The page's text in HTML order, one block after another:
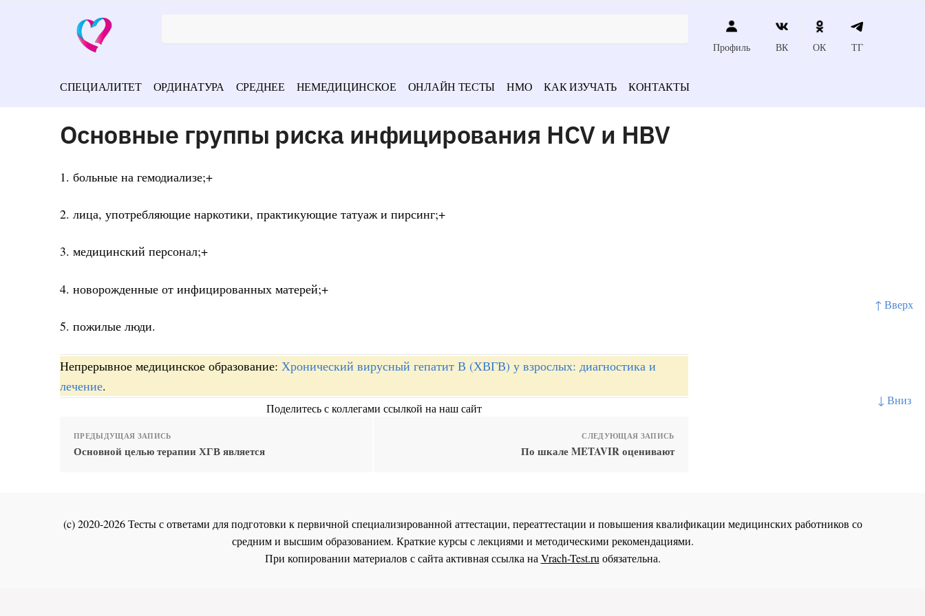
↑ Вверх
↓ Вниз
Профиль ВК ОК ТГ
СПЕЦИАЛИТЕТ ОРДИНАТУРА СРЕДНЕЕ НЕМЕДИЦИНСКОЕ ОНЛАЙН ТЕСТЫ НМО КАК ИЗУЧАТЬ КОНТАКТЫ
Основные группы риска инфицирования HСV и HBV
1. больные на гемодиализе;+
2. лица, употребляющие наркотики, практикующие татуаж и пирсинг;+
3. медицинский персонал;+
4. новорожденные от инфицированных матерей;+
5. пожилые люди.
Непрерывное медицинское образование: Хронический вирусный гепатит В (ХВГВ) у взрослых: диагностика и
лечение.
Поделитесь с коллегами ссылкой на наш сайт
ПРЕДЫДУЩАЯ ЗАПИСЬ
Основной целью терапии ХГВ является
СЛЕДУЮЩАЯ ЗАПИСЬ
По шкале METAVIR оценивают
(c) 2020-2026 Тесты с ответами для подготовки к первичной специализированной аттестации, переаттестации и повышения квалификации медицинских работников со
средним и высшим образованием. Краткие курсы с лекциями и методическими рекомендациями.
При копировании материалов с сайта активная ссылка на Vrach-Test.ru обязательна.